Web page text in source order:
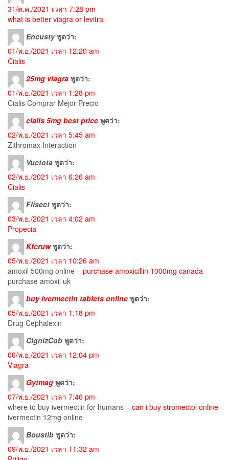
31/ต.ค./2021 เวลา 7:28 pm
what is better viagra or levitra
Encusty พูดว่า:
01/พ.ย./2021 เวลา 12:20 am
Cialis
25mg viagra พูดว่า:
01/พ.ย./2021 เวลา 1:28 pm
Cialis Comprar Mejor Precio
cialis 5mg best price พูดว่า:
02/พ.ย./2021 เวลา 5:45 am
Zithromax Interaction
Vuctota พูดว่า:
02/พ.ย./2021 เวลา 6:26 am
Cialis
Flisect พูดว่า:
03/พ.ย./2021 เวลา 4:02 am
Propecia
Kfcruw พูดว่า:
05/พ.ย./2021 เวลา 10:26 am
amoxil 500mg online – purchase amoxicillin 1000mg canada
purchase amoxil uk
buy ivermectin tablets online พูดว่า:
05/พ.ย./2021 เวลา 1:18 pm
Drug Cephalexin
CignizCob พูดว่า:
06/พ.ย./2021 เวลา 12:04 pm
Viagra
Gytmag พูดว่า:
07/พ.ย./2021 เวลา 7:46 pm
where to buy ivermectin for humans – can i buy stromectol online
ivermectin 12mg online
Boustib พูดว่า:
09/พ.ย./2021 เวลา 11:32 am